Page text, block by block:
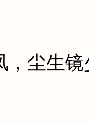
尘生镜